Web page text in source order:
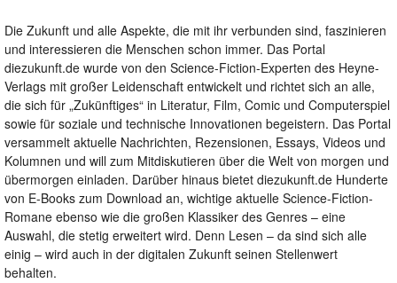
Die Zukunft und alle Aspekte, die mit ihr verbunden sind, faszinieren
und interessieren die Menschen schon immer. Das Portal
diezukunft.de wurde von den Science-Fiction-Experten des Heyne-
Verlags mit großer Leidenschaft entwickelt und richtet sich an alle,
die sich für „Zukünftiges“ in Literatur, Film, Comic und Computerspiel
sowie für soziale und technische Innovationen begeistern. Das Portal
versammelt aktuelle Nachrichten, Rezensionen, Essays, Videos und
Kolumnen und will zum Mitdiskutieren über die Welt von morgen und
übermorgen einladen. Darüber hinaus bietet diezukunft.de Hunderte
von E-Books zum Download an, wichtige aktuelle Science-Fiction-
Romane ebenso wie die großen Klassiker des Genres – eine
Auswahl, die stetig erweitert wird. Denn Lesen – da sind sich alle
einig – wird auch in der digitalen Zukunft seinen Stellenwert
behalten.